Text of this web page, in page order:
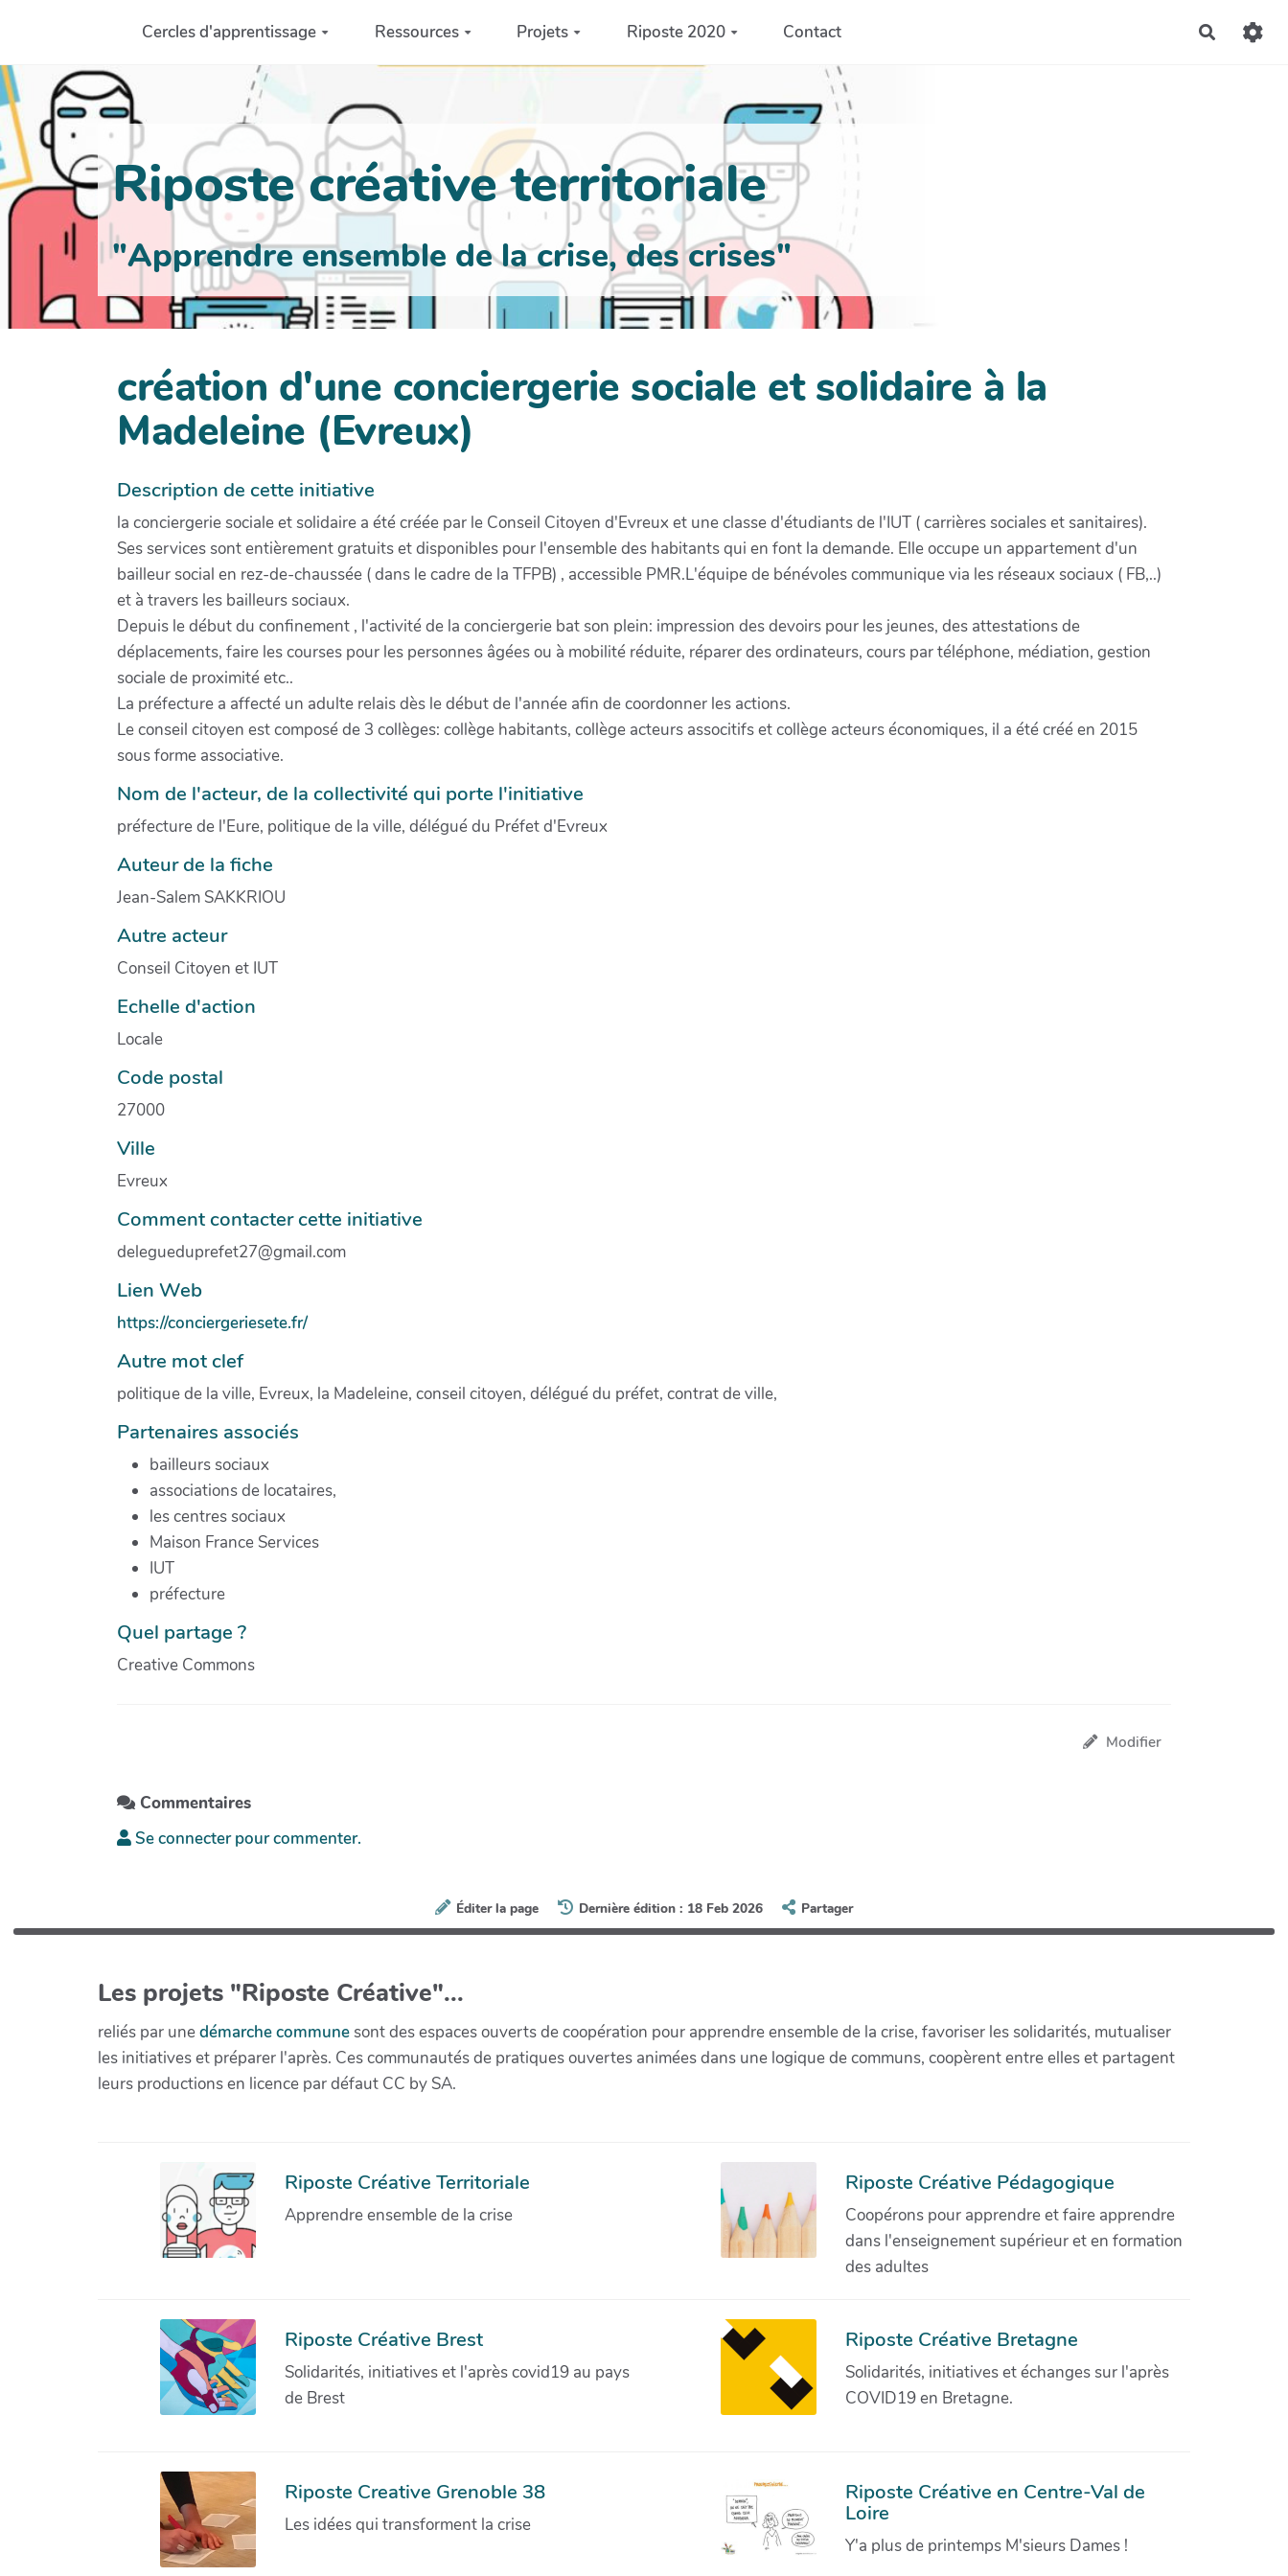
Aller au contenu principalCercles d'apprentissage Ressources Projets Riposte 2020 Contact
Riposte créative territoriale
"Apprendre ensemble de la crise, des crises"
création d'une conciergerie sociale et solidaire à la
Madeleine (Evreux)
Description de cette initiative
la conciergerie sociale et solidaire a été créée par le Conseil Citoyen d'Evreux et une classe d'étudiants de l'IUT ( carrières sociales et sanitaires).
Ses services sont entièrement gratuits et disponibles pour l'ensemble des habitants qui en font la demande. Elle occupe un appartement d'un
bailleur social en rez-de-chaussée ( dans le cadre de la TFPB) , accessible PMR.L'équipe de bénévoles communique via les réseaux sociaux ( FB,..)
et à travers les bailleurs sociaux.
Depuis le début du confinement , l'activité de la conciergerie bat son plein: impression des devoirs pour les jeunes, des attestations de
déplacements, faire les courses pour les personnes âgées ou à mobilité réduite, réparer des ordinateurs, cours par téléphone, médiation, gestion
sociale de proximité etc..
La préfecture a affecté un adulte relais dès le début de l'année afin de coordonner les actions.
Le conseil citoyen est composé de 3 collèges: collège habitants, collège acteurs associtifs et collège acteurs économiques, il a été créé en 2015
sous forme associative.
Nom de l'acteur, de la collectivité qui porte l'initiative
préfecture de l'Eure, politique de la ville, délégué du Préfet d'Evreux
Auteur de la fiche
Jean-Salem SAKKRIOU
Autre acteur
Conseil Citoyen et IUT
Echelle d'action
Locale
Code postal
27000
Ville
Evreux
Comment contacter cette initiative
delegueduprefet27@gmail.com
Lien Web
https://conciergeriesete.fr/
Autre mot clef
politique de la ville, Evreux, la Madeleine, conseil citoyen, délégué du préfet, contrat de ville,
Partenaires associés
bailleurs sociaux
associations de locataires,
les centres sociaux
Maison France Services
IUT
préfecture
Quel partage ?
Creative Commons
Modifier
Commentaires
Se connecter pour commenter.
Éditer la page Dernière édition : 18 Feb 2026 Partager
Les projets "Riposte Créative"...
reliés par unedémarche communesont des espaces ouverts de coopération pour apprendre ensemble de la crise, favoriser les solidarités, mutualiser
les initiatives et préparer l'après. Ces communautés de pratiques ouvertes animées dans une logique de communs, coopèrent entre elles et partagent
leurs productions en licence par défaut CC by SA.
Riposte Créative Territoriale
Apprendre ensemble de la crise
Riposte Créative Pédagogique
Coopérons pour apprendre et faire apprendre
dans l'enseignement supérieur et en formation
des adultes
Riposte Créative Brest
Solidarités, initiatives et l'après covid19 au pays
de Brest
Riposte Créative Bretagne
Solidarités, initiatives et échanges sur l'après
COVID19 en Bretagne.
Riposte Creative Grenoble 38
Les idées qui transforment la crise
Riposte Créative en Centre-Val de
Loire
Y'a plus de printemps M'sieurs Dames !